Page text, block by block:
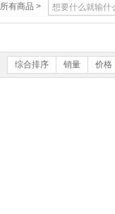
所有商品 >
综合排序 销量 价格